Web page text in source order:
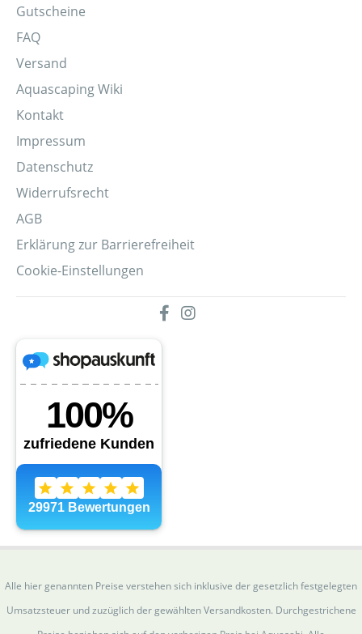
Gutscheine
FAQ
Versand
Aquascaping Wiki
Kontakt
Impressum
Datenschutz
Widerrufsrecht
AGB
Erklärung zur Barrierefreiheit
Cookie-Einstellungen
Alle hier genannten Preise verstehen sich inklusive der gesetzlich festgelegten
Umsatzsteuer und zuzüglich der gewählten Versandkosten. Durchgestrichene